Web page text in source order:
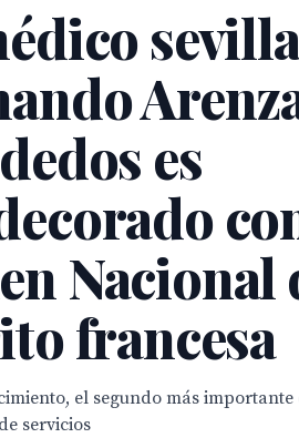
es
Nacional
francesa
el segundo más
servicios